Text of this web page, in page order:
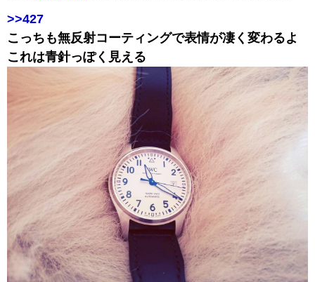
>>427
こっちも無反射コーティングで表情が凄く変わるよ
これは青針っぽく見える